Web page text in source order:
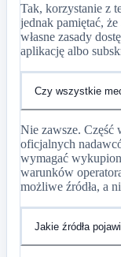
Tak, korzystanie z
jednak pamiętać,
własne zasady
aplikację albo
Czy wszystkie
Nie zawsze. Część
oficjalnych
wymagać
warunków
możliwe źródła, a
Jakie źródła